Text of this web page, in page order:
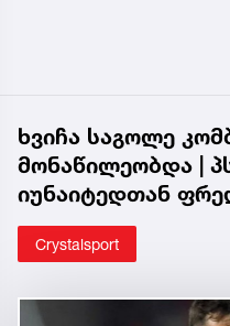
ხვიჩა საგოლე
მონაწილეობდა |
იუნაიტედთან
Crystalsport